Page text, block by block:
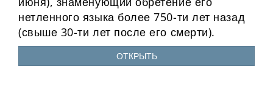
нетленного языка более 750-ти лет назад
(свыше 30-ти лет после его смерти).
ОТКРЫТЬ